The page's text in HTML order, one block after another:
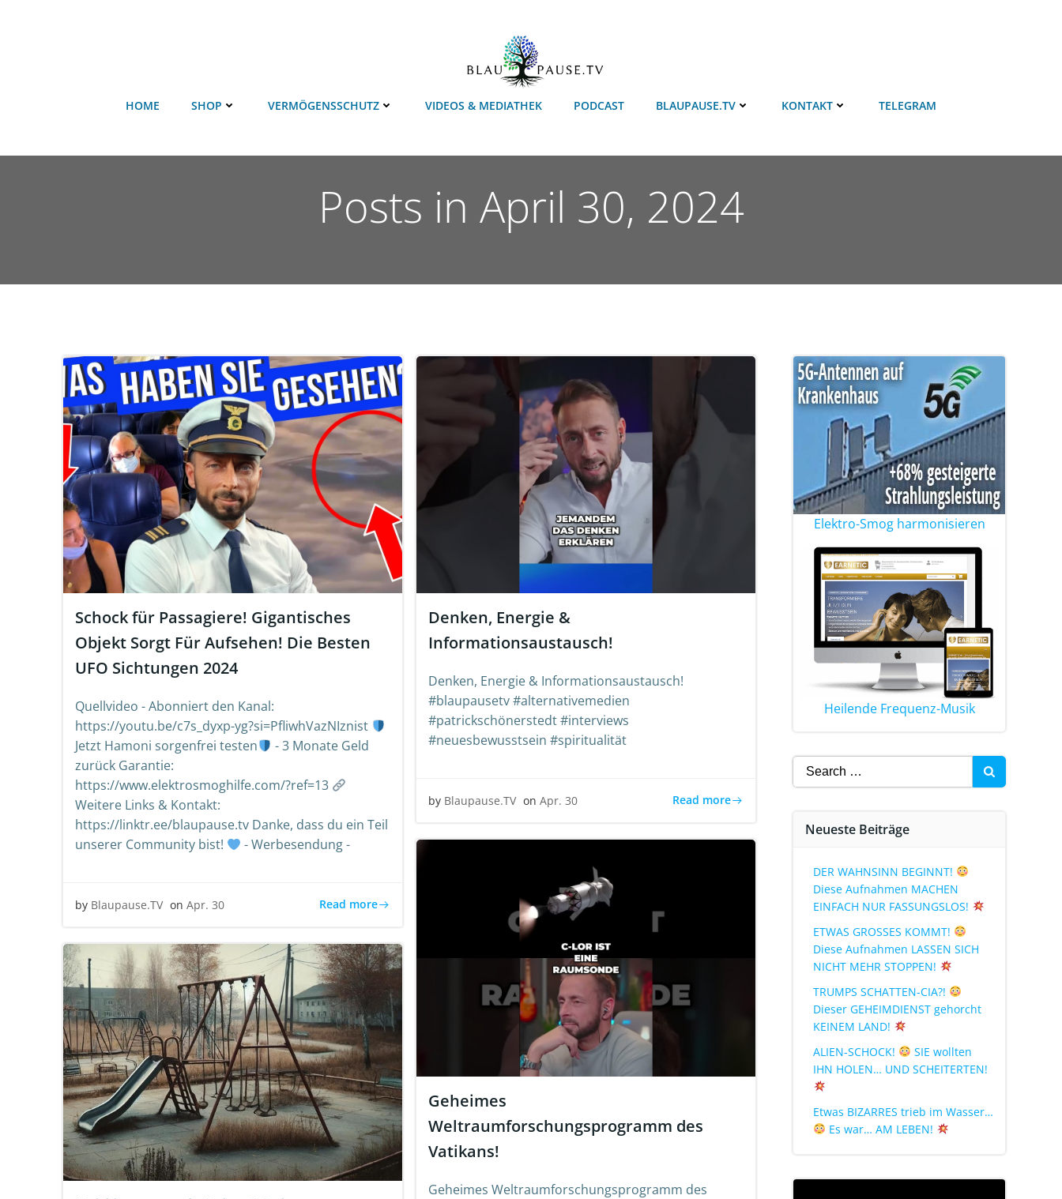
HOME SHOP VERMÖGENSSCHUTZ VIDEOS & MEDIATHEK PODCAST BLAUPAUSE.TV KONTAKT TELEGRAM
Posts in April 30, 2024
Schock für Passagiere! Gigantisches
Objekt Sorgt Für Aufsehen! Die Besten
UFO Sichtungen 2024
Quellvideo - Abonniert den Kanal:
https://youtu.be/c7s_dyxp-yg?si=PfliwhVazNIznist
Jetzt Hamoni sorgenfrei testen
- 3 Monate Geld
zurück Garantie:
https://www.elektrosmoghilfe.com/?ref=13
Weitere Links & Kontakt:
https://linktr.ee/blaupause.tv Danke, dass du ein Teil
unserer Community bist!
- Werbesendung -
by Blaupause.TV on Apr. 30 Read more
Denken, Energie &
Informationsaustausch!
Denken, Energie & Informationsaustausch!
#blaupausetv #alternativemedien
#patrickschönerstedt #interviews
#neuesbewusstsein #spiritualität
by Blaupause.TV on Apr. 30 Read more
Geheimes
Weltraumforschungsprogramm des
Vatikans!
Geheimes Weltraumforschungsprogramm des
Elektro-Smog harmonisieren
Heilende Frequenz-Musik
Neueste Beiträge
DER WAHNSINN BEGINNT!
Diese Aufnahmen MACHEN
EINFACH NUR FASSUNGSLOS!
ETWAS GROSSES KOMMT!
Diese Aufnahmen LASSEN SICH
NICHT MEHR STOPPEN!
TRUMPS SCHATTEN-CIA?!
Dieser GEHEIMDIENST gehorcht
KEINEM LAND!
ALIEN-SCHOCK!
SIE wollten
IHN HOLEN… UND SCHEITERTEN!
Etwas BIZARRES trieb im Wasser…
Es war… AM LEBEN!